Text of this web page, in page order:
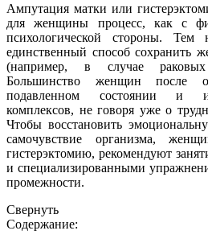
Ампутация матки или
для женщины процесс, как с
психологической стороны. Тем
единственный способ сохранить
(например, в случае раковых
Большинство женщин после
подавленном состоянии и
комплексов, не говоря уже о
Чтобы восстановить
самочувствие организма,
гистерэктомию, рекомендуют
и специализированными
промежности.
Свернуть
Содержание: